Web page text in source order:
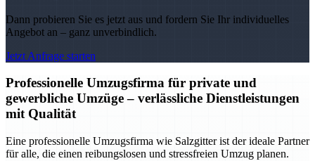
Dann probieren Sie es jetzt aus und fordern Sie Ihr individuelles
Angebot an – ganz unverbindlich.
Jetzt Anfrage starten
Professionelle Umzugsfirma für private und
gewerbliche Umzüge – verlässliche Dienstleistungen
mit Qualität
Eine professionelle Umzugsfirma wie Salzgitter ist der ideale Partner
für alle, die einen reibungslosen und stressfreien Umzug planen.